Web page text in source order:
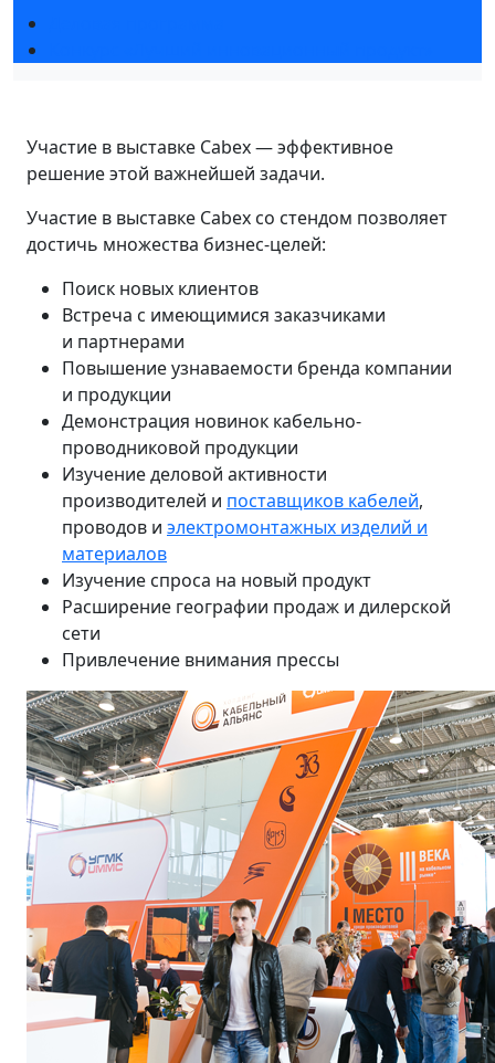
Участие в выставке Cabex — эффективное
решение этой важнейшей задачи.
Участие в выставке Cabex со стендом позволяет
достичь множества бизнес-целей:
Поиск новых клиентов
Встреча с имеющимися заказчиками
и партнерами
Повышение узнаваемости бренда компании
и продукции
Демонстрация новинок кабельно-
проводниковой продукции
Изучение деловой активности
производителей и поставщиков кабелей,
проводов и электромонтажных изделий и
материалов
Изучение спроса на новый продукт
Расширение географии продаж и дилерской
сети
Привлечение внимания прессы